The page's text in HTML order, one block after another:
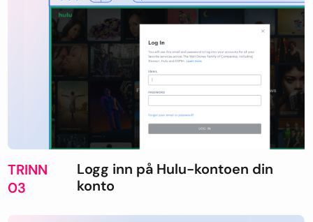
TRINN
03
Logg inn på Hulu-kontoen din
konto